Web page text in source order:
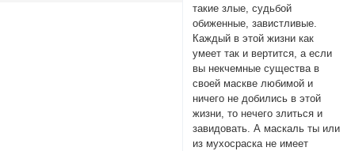
такие злые, судьбой
обиженные, завистливые.
Каждый в этой жизни как
умеет так и вертится, а если
вы некчемные существа в
своей маскве любимой и
ничего не добились в этой
жизни, то нечего злиться и
завидовать. А маскаль ты или
из мухосраска не имеет